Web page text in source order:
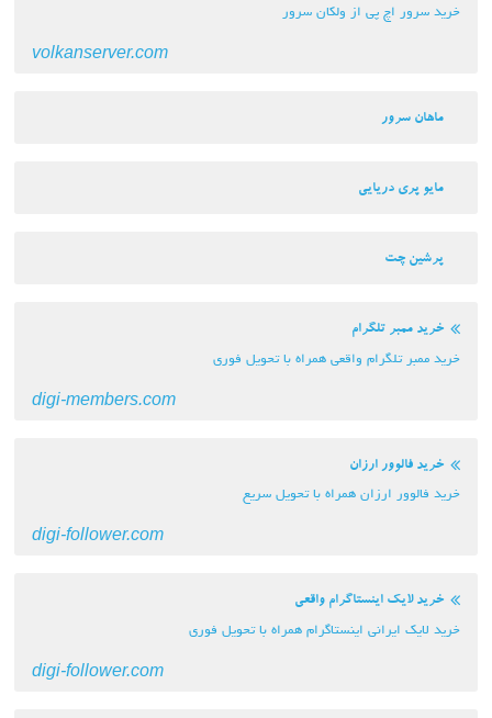
خرید سرور اچ پی از ولکان سرور
volkanserver.com
ماهان سرور
مایو پری دریایی
پرشین چت
خرید ممبر تلگرام
خرید ممبر تلگرام واقعی همراه با تحویل فوری
digi-members.com
خرید فالوور ارزان
خرید فالوور ارزان همراه با تحویل سریع
digi-follower.com
خرید لایک اینستاگرام واقعی
خرید لایک ایرانی اینستاگرام همراه با تحویل فوری
digi-follower.com